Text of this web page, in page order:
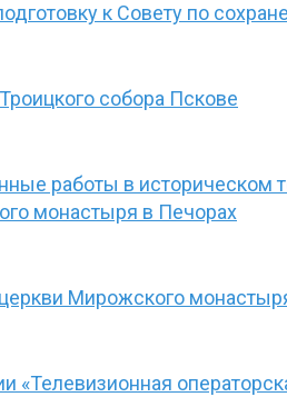
к Совету по
собора Пскове
работы в историческом
монастыря в Печорах
Мирожского
«Телевизионная